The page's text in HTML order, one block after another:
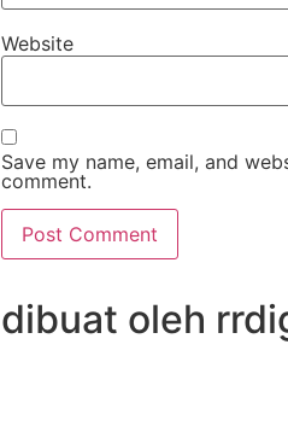
Website
Save my name, email, and
comment.
dibuat oleh